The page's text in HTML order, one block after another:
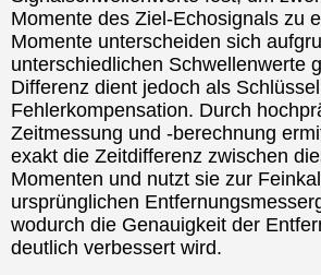
Momente des Ziel-Echosignals zu
Momente unterscheiden sich
unterschiedlichen Schwellenwerte
Differenz dient jedoch als
Fehlerkompensation. Durch
Zeitmessung und -berechnung
exakt die Zeitdifferenz zwischen
Momenten und nutzt sie zur
ursprünglichen
wodurch die Genauigkeit der
deutlich verbessert wird.